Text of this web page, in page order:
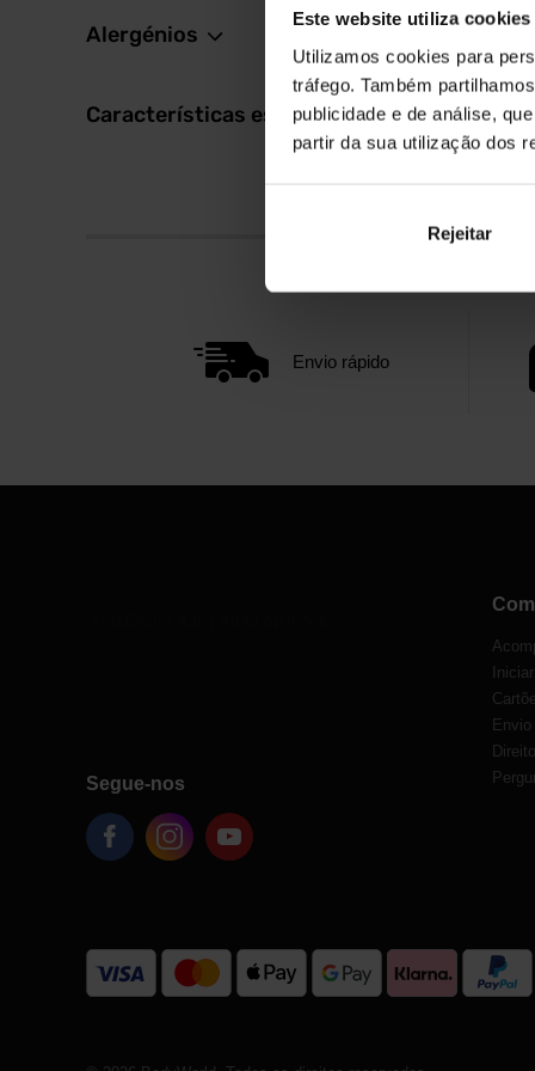
Este website utiliza cookies
Utilizamos cookies para
tráfego. Também
publicidade e de análise,
partir da sua utilização dos
Rejeitar
Alergénios
Características especiais
Envio rápido
Segue-nos